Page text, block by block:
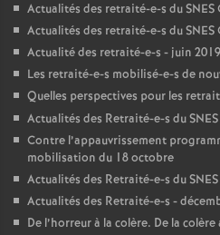
Actualités des retraité-e-s duSNES
Actualités des retraité-e-s duSNES
Actualité des retraité-e-s - juin 2019
Les retraité-e-s mobilisé-e-s de
Quelles perspectives pour les
Actualités des Retraité-e-s duSNES
Contre l’appauvrissement
mobilisation du 18 octobre
Actualités des Retraité-e-s duSNES
Actualités des Retraité-e-s -
De l’horreur à la colère. De la